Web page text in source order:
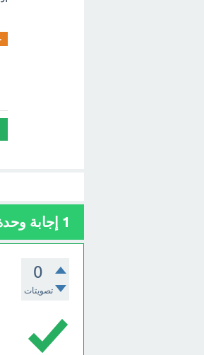
1 إجابة
0
تصويتات